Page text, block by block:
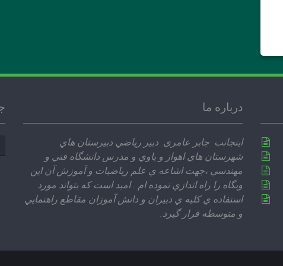
درباره ما
اينجانب جابر عامری دبير رياضي دبيرستان هاي
شهرستان هاي اهواز و باوي و مدرس دانشگاه فني و
مهندسي ،‌جهت اشاعه ي علم رياضيات و آموزش آن اين
وبگاه را راه اندازي نموده ام . اميد است كه بتواند مورد
استفاده ي كليه ي دبيران و دانش آموزان مقاطع راهنمايي
و متوسطه قرار گيرد.